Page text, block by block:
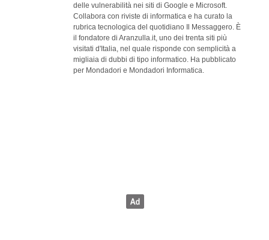
delle vulnerabilità nei siti di Google e Microsoft.
Collabora con riviste di informatica e ha curato la
rubrica tecnologica del quotidiano Il Messaggero. È
il fondatore di Aranzulla.it, uno dei trenta siti più
visitati d'Italia, nel quale risponde con semplicità a
migliaia di dubbi di tipo informatico. Ha pubblicato
per Mondadori e Mondadori Informatica.